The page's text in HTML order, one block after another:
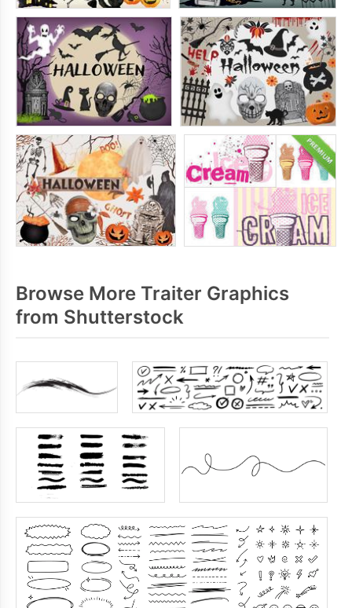
Browse More Traiter Graphics
from Shutterstock